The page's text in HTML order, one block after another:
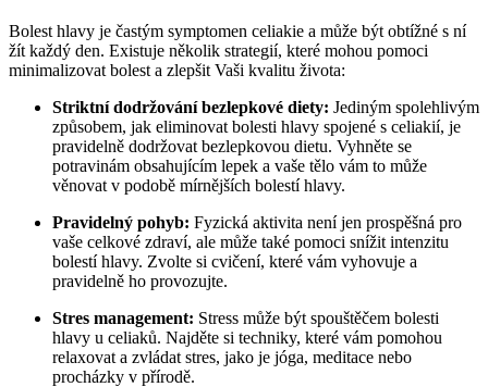
Bolest⁣ hlavy je častým symptomen celiakie‌ a ⁢může být obtížné s⁣ ní
žít každý den. Existuje několik strategií, které mohou pomoci
minimalizovat bolest a ‍zlepšit Vaši kvalitu života:
Striktní dodržování⁢ bezlepkové diety: Jediným⁢ spolehlivým
způsobem, jak eliminovat bolesti‍ hlavy spojené s celiakií, je
pravidelně dodržovat bezlepkovou dietu. ​Vyhněte ​se
⁢potravinám⁢ obsahujícím lepek a ‌vaše tělo vám to může
věnovat v podobě mírnějších bolestí ‍hlavy.
Pravidelný pohyb: Fyzická aktivita není jen prospěšná pro
vaše celkové⁣ zdraví, ale může také pomoci snížit intenzitu
bolestí ‌hlavy.​ Zvolte si cvičení, které vám‌ vyhovuje a
pravidelně ho provozujte.
Stres management: Stress ​může být‍ spouštěčem bolesti
hlavy u ‍celiaků. Najděte si⁣ techniky, které‌ vám pomohou
relaxovat a zvládat​ stres, jako ​je jóga, meditace nebo
procházky ⁤v ‍přírodě.